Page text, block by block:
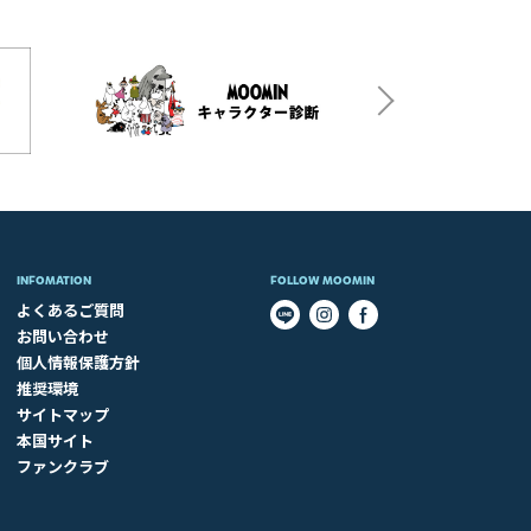
INFOMATION
よくあるご質問
お問い合わせ
個人情報保護方針
推奨環境
サイトマップ
本国サイト
ファンクラブ
FOLLOW MOOMIN